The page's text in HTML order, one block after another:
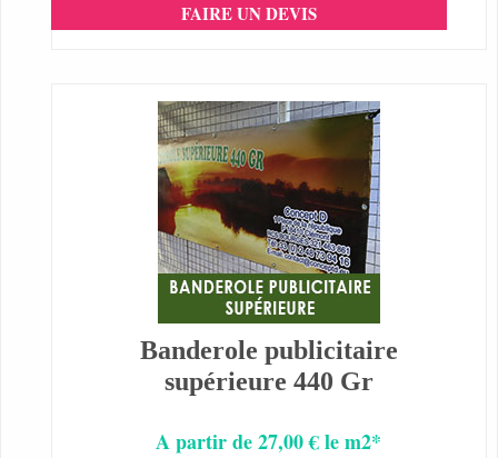
FAIRE UN DEVIS
Banderole publicitaire
supérieure 440 Gr
A partir de 27,00 € le m2*